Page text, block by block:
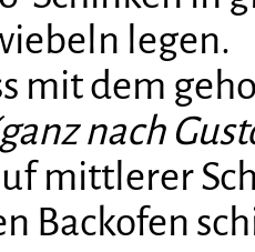
legen.
mit dem
nach
mittlerer
Backofen